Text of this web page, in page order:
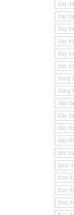
day
day
day
day
day
day
dong
dong
dây
Dây
dây
dây
lam
quai
thay
thay
thay